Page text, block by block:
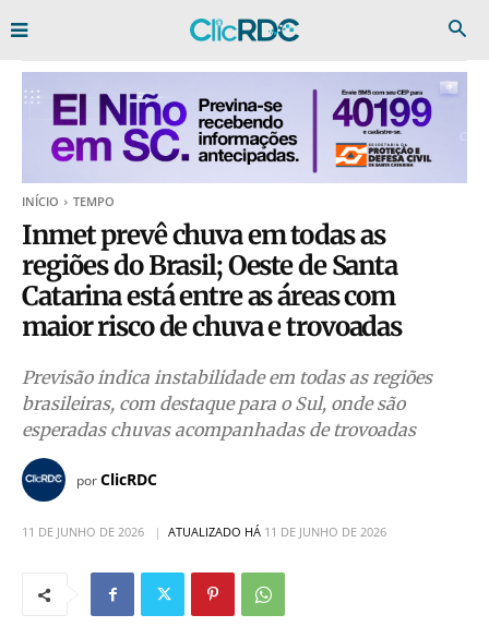
INÍCIO TEMPO
Inmet prevê chuva em todas as
regiões do Brasil; Oeste de Santa
Catarina está entre as áreas com
maior risco de chuva e trovoadas
Previsão indica instabilidade em todas as regiões
brasileiras, com destaque para o Sul, onde são
esperadas chuvas acompanhadas de trovoadas
porClicRDC
11 DE JUNHO DE 2026 ATUALIZADO HÁ 11 DE JUNHO DE 2026